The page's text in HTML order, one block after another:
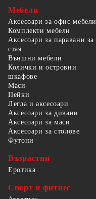
Мебели
Аксесоари за офис мебели
Комплекти мебели
Аксесоари за паравани за
стая
Външни мебели
Колички и островни
шкафове
Маси
Пейки
Легла и аксесоари
Аксесоари за дивани
Аксесоари за маси
Аксесоари за столове
Футони
Възрастни
Еротика
Спорт и фитнес